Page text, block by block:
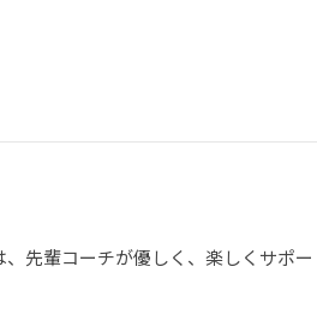
先輩コーチが優しく、楽しくサポー